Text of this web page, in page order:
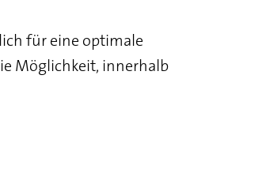
für eine optimale
Möglichkeit, innerhalb